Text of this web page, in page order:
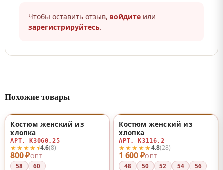
Чтобы оставить отзыв, войдите или
зарегистрируйтесь.
Похожие товары
800 ₽ОПТ
★★★★⯨4.6(8)
Костюм женский из
хлопка
АРТ. К3060.25
58 60
1 600 ₽ОПТ
★★★★★4.8(28)
Костюм женский из
хлопка
АРТ. К3116.2
48 50 52 54
56